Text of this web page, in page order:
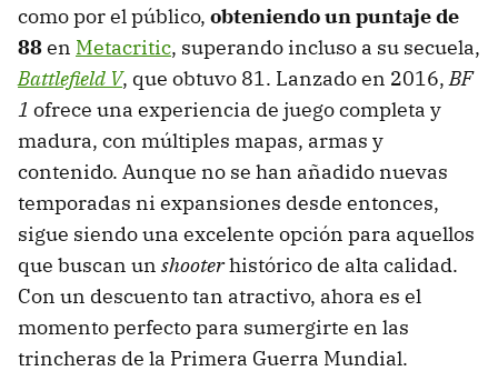
como por el público, obteniendo un puntaje de
88en Metacritic, superando incluso a su secuela,
Battlefield V, que obtuvo 81. Lanzado en 2016,BF
1 ofrece una experiencia de juego completa y
madura, con múltiples mapas, armas y
contenido. Aunque no se han añadido nuevas
temporadas ni expansiones desde entonces,
sigue siendo una excelente opción para aquellos
que buscan un shooterhistórico de alta calidad.
Con un descuento tan atractivo, ahora es el
momento perfecto para sumergirte en las
trincheras de la Primera Guerra Mundial.